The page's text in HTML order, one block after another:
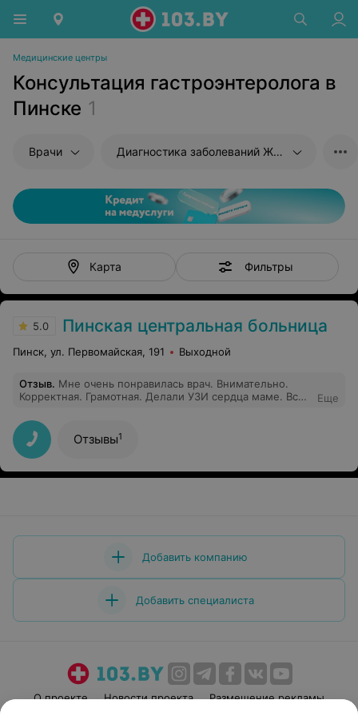
Медицинские центры
Консультация гастроэнтеролога в
Пинске 1
Врачи Диагностика заболеваний ЖКТ
Карта Фильтры
5.0 Пинская центральная больница
Пинск, ул. Первомайская, 191 Выходной
Отзыв. Мне очень понравилась врач. Внимательно.
Корректная. Грамотная. Делали УЗИ сердца маме. Все
проблему. Спасибо Вам огромное.
Еще
Отзывы1
Добавить компанию
Добавить специалиста
О проекте Новости проекта
Размещение рекламы